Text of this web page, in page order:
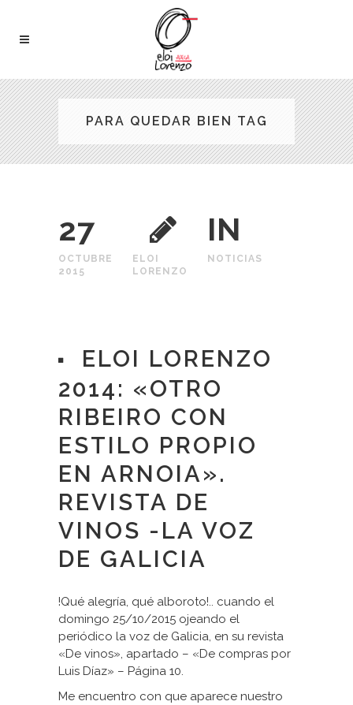
PARA QUEDAR BIEN TAG
27
OCTUBRE
2015
ELOI
LORENZO
IN
NOTICIAS
ELOI LORENZO
2014: «OTRO
RIBEIRO CON
ESTILO PROPIO
EN ARNOIA».
REVISTA DE
VINOS -LA VOZ
DE GALICIA
!Qué alegría, qué alboroto!.. cuando el
domingo 25/10/2015 ojeando el
periódico la voz de Galicia, en su revista
«De vinos», apartado – «De compras por
Luis Díaz» – Página 10.
Me encuentro con que aparece nuestro